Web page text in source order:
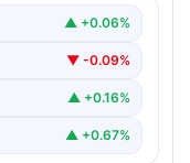
▲ +0.06%
▼ -0.09%
▲ +0.16%
▲ +0.67%